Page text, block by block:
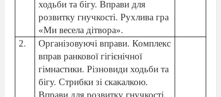
ходьби та бігу. Вправи для
розвитку гнучкості. Рухлива гра
«Ми весела дітвора».
2.
Організовуючі вправи. Комплекс
вправ ранкової гігієнічної
гімнастики. Різновиди ходьби та
бігу. Стрибки зі скакалкою.
Вправи для розвитку гнучкості.